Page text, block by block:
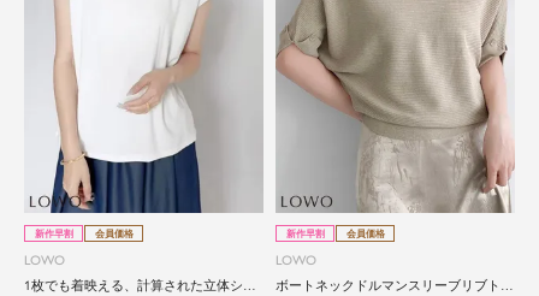
新作早割 会員価格
LOWO
1枚でも着映える、計算された立体シル
新作早割 会員価格
LOWO
ボートネックドルマンスリーブリブトッ